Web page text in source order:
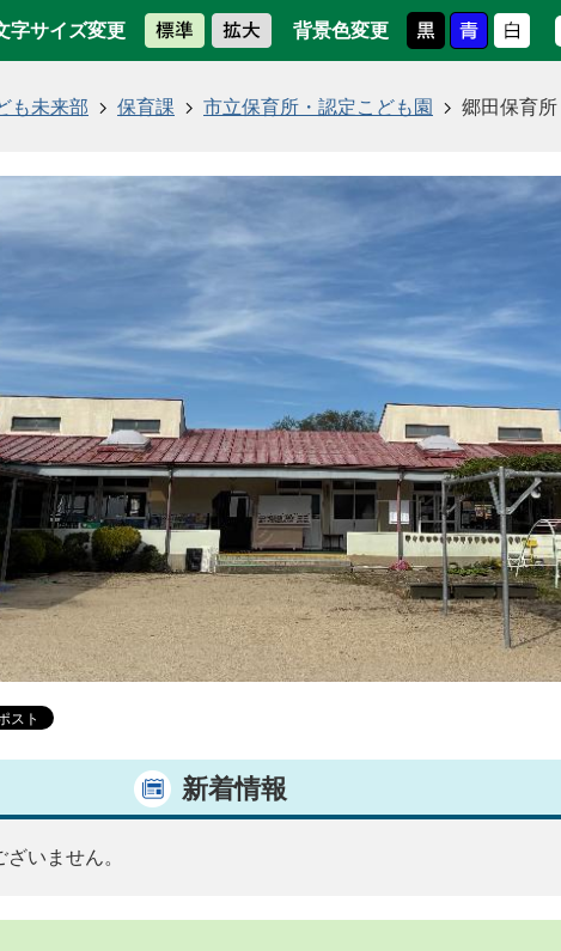
字サイズ変更 背景色変更
も未来部 保育課 市立保育所・認定こども園 郷田保育所
新着情報
いません。